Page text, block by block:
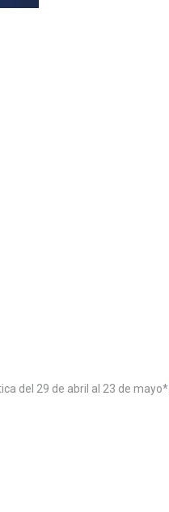
del 29 de abril al 23 de mayo*.